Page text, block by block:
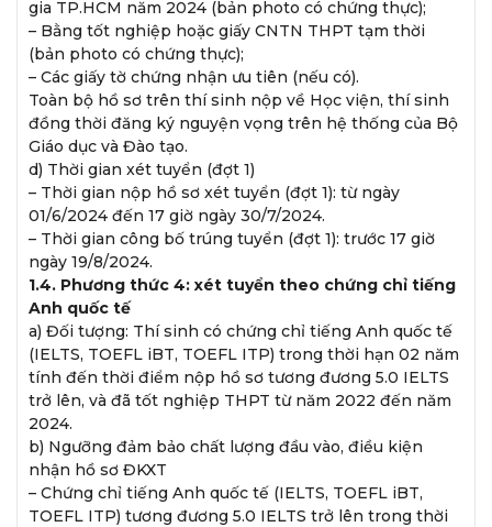
gia TP.HCM năm 2024 (bản photo có chứng thực);
– Bằng tốt nghiệp hoặc giấy CNTN THPT tạm thời
(bản photo có chứng thực);
– Các giấy tờ chứng nhận ưu tiên (nếu có).
Toàn bộ hồ sơ trên thí sinh nộp về Học viện, thí sinh
đồng thời đăng ký nguyện vọng trên hệ thống của Bộ
Giáo dục và Đào tạo.
d) Thời gian xét tuyển (đợt 1)
– Thời gian nộp hồ sơ xét tuyển (đợt 1): từ ngày
01/6/2024 đến 17 giờ ngày 30/7/2024.
– Thời gian công bố trúng tuyển (đợt 1): trước 17 giờ
ngày 19/8/2024.
1.4. Phương thức 4: xét tuyển theo chứng chỉ tiếng
Anh quốc tế
a) Đối tượng: Thí sinh có chứng chỉ tiếng Anh quốc tế
(IELTS, TOEFL iBT, TOEFL ITP) trong thời hạn 02 năm
tính đến thời điểm nộp hồ sơ tương đương 5.0 IELTS
trở lên, và đã tốt nghiệp THPT từ năm 2022 đến năm
2024.
b) Ngưỡng đảm bảo chất lượng đầu vào, điều kiện
nhận hồ sơ ĐKXT
– Chứng chỉ tiếng Anh quốc tế (IELTS, TOEFL iBT,
TOEFL ITP) tương đương 5.0 IELTS trở lên trong thời